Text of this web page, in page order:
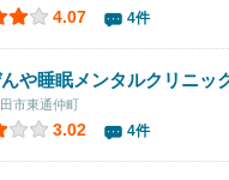
4.07 4件
や睡眠メンタルクリニッ
市東通仲町
3.02 4件